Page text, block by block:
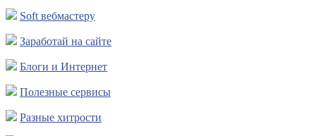
Soft вебмастеру
Заработай на сайте
Блоги и Интернет
Полезные сервисы
Разные хитрости